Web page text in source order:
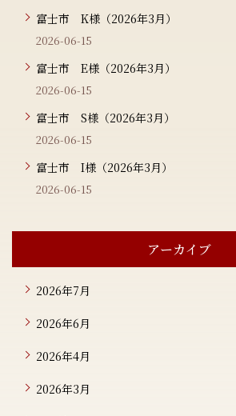
富士市 K様（2026年3月）
2026-06-15
富士市 E様（2026年3月）
2026-06-15
富士市 S様（2026年3月）
2026-06-15
富士市 I様（2026年3月）
2026-06-15
アーカイブ
2026年7月
2026年6月
2026年4月
2026年3月